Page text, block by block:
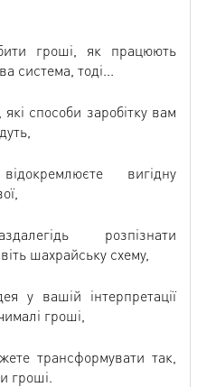
гроші, як працюють
система, тоді...
способи заробітку вам
вигідну
розпізнати
шахрайську схему,
у вашій інтерпретації
гроші,
трансформувати так,
гроші.